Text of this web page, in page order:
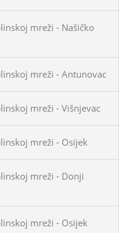
mreži - Našičko
mreži - Antunovac
mreži - Višnjevac
mreži - Osijek
mreži - Donji
mreži - Osijek